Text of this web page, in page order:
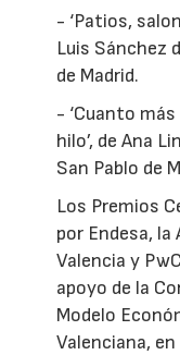
- ‘Patios,
Luis Sánchez
de Madrid.
- ‘Cuanto
hilo’, de Ana
San Pablo de
Los Premios
por Endesa,
Valencia y
apoyo de la
Modelo
Valenciana,